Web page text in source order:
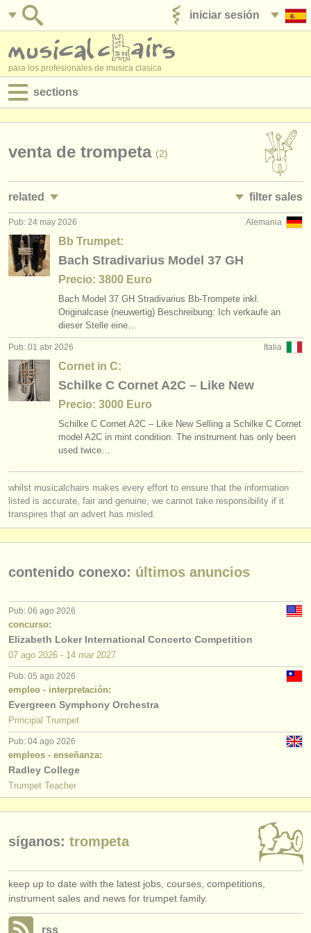
iniciar sesión
para los profesionales de musica clasica
sections
empleos - administración
degree courses
cursillos
concursos
instrumentos en venta
directorios:
orquestas y teatros
conservatorios
musicalchairs:
acerca de musicalchairs
contáctenos
fuentes rss
noticias sobre música clásica
editor:
anúnciese con nosotros
find out about our
ATS faq
iniciar sesión
venta de trompeta (2)
related filter sales
empleos - interpretación: trompeta
empleos - enseñanza: trompeta (2)
cursillos: corneta (1)
cursillos: cornet
degree courses: trompeta (10)
degree courses: corneta (1)
degree courses: natural trumpet (1)
degree courses: cornet (8)
concurso de trompeta (5)
trumpet family (2)
bb trumpet
Alemania
Pub: 24 may 2026
Bb Trumpet:
Bach Stradivarius Model 37 GH
Precio: 3800 Euro
Bach Model 37 GH Stradivarius Bb-Trompete inkl.
Originalcase (neuwertig) Beschreibung: Ich verkaufe an
dieser Stelle eine…
Italia
Pub: 01 abr 2026
Cornet in C:
Schilke C Cornet A2C – Like New
Precio: 3000 Euro
Schilke C Cornet A2C – Like New Selling a Schilke C Cornet
model A2C in mint condition. The instrument has only been
used twice…
whilst musicalchairs makes every effort to ensure that the information
listed is accurate, fair and genuine, we cannot take responsibility if it
transpires that an advert has misled.
contenido conexo: últimos anuncios
Pub: 06 ago 2026
concurso:
Elizabeth Loker International Concerto Competition
07 ago 2026 - 14 mar 2027
Pub: 05 ago 2026
empleo - interpretación:
Evergreen Symphony Orchestra
Principal Trumpet
Pub: 04 ago 2026
empleos - enseñanza:
Radley College
Trumpet Teacher
síganos: trompeta
keep up to date with the latest jobs, courses, competitions,
instrument sales and news for trumpet family.
rss